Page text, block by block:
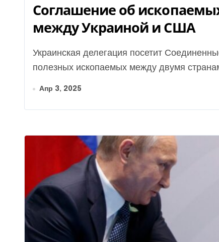
Соглашение об
между Украиной и США
Украинская делегация посетит Соединенные Штаты Америки для обсуждения соглашения о
полезных ископаемых между двумя
Апр 3, 2025